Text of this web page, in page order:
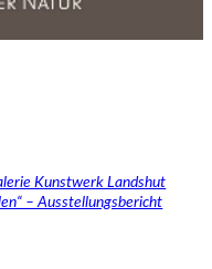
Kunstwerk Landshut
– Ausstellungsbericht